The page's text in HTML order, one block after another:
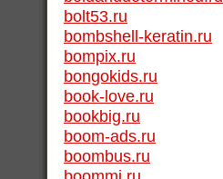
bolt53.ru
bombshell-keratin.ru
bompix.ru
bongokids.ru
book-love.ru
bookbig.ru
boom-ads.ru
boombus.ru